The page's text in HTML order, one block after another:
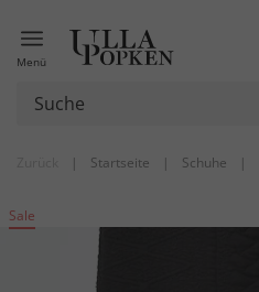
Menü
| Startseite | Schuhe |
Sale